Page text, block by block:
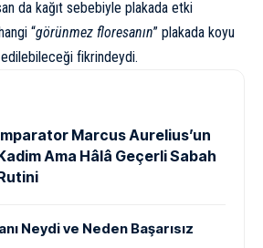
da kağıt sebebiyle plakada etki
“görünmez floresanın” plakada koyu
fikrindeydi.
Marcus Aurelius’un
Ama Hâlâ Geçerli Sabah
Neydi ve Neden Başarısız